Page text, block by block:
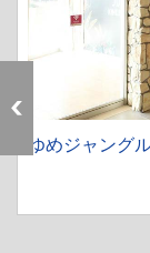
ゆめジャング